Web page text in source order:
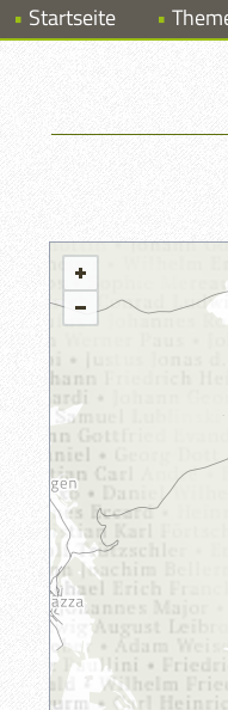
Startseite